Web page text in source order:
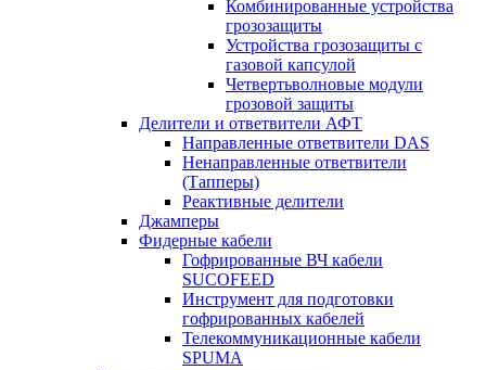
Комбинированные устройства
грозозащиты
Устройства грозозащиты с
газовой капсулой
Четвертьволновые модули
грозовой защиты
Делители и ответвители АФТ
Направленные ответвители DAS
Ненаправленные ответвители
(Тапперы)
Реактивные делители
Джамперы
Фидерные кабели
Гофрированные ВЧ кабели
SUCOFEED
Инструмент для подготовки
гофрированных кабелей
Телекоммуникационные кабели
SPUMA